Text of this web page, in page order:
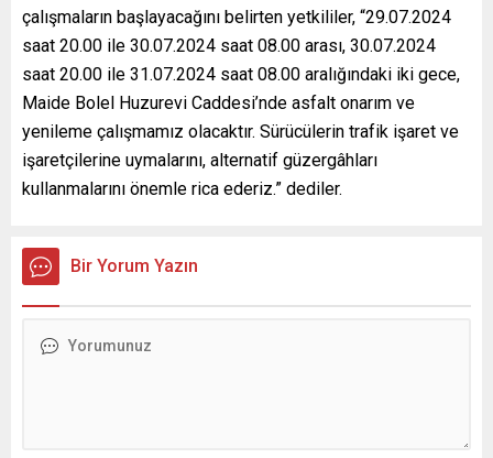
çalışmaların başlayacağını belirten yetkililer, “29.07.2024
saat 20.00 ile 30.07.2024 saat 08.00 arası, 30.07.2024
saat 20.00 ile 31.07.2024 saat 08.00 aralığındaki iki gece,
Maide Bolel Huzurevi Caddesi’nde asfalt onarım ve
yenileme çalışmamız olacaktır. Sürücülerin trafik işaret ve
işaretçilerine uymalarını, alternatif güzergâhları
kullanmalarını önemle rica ederiz.” dediler.
Bir Yorum Yazın